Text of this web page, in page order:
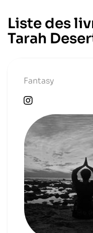
Liste des
Tarah
Fantasy